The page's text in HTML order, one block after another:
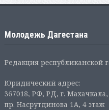
Молодежь Дагестана
Редакция республиканской
Юридический адрес:
367018, РФ, РД, г. Махачкала,
пр. Насрутдинова 1А, 4 этаж